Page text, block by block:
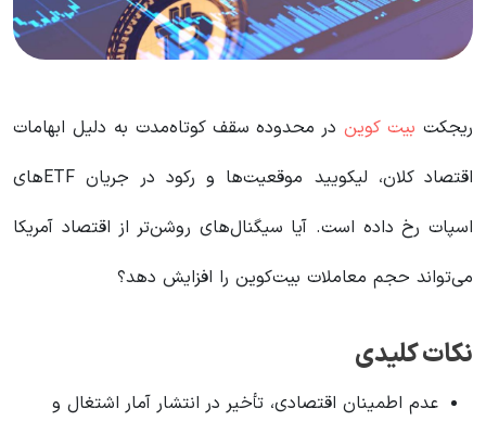
ریجکتبیت کویندر محدوده سقف کوتاه‌مدت به دلیل ابهامات
اقتصاد کلان، لیکویید موقعیت‌ها و رکود در جریان ETFهای
اسپات رخ داده است. آیا سیگنال‌های روشن‌تر از اقتصاد آمریکا
می‌تواند حجم معاملات بیت‌کوین را افزایش دهد؟
نکات کلیدی
عدم اطمینان اقتصادی، تأخیر در انتشار آمار اشتغال و